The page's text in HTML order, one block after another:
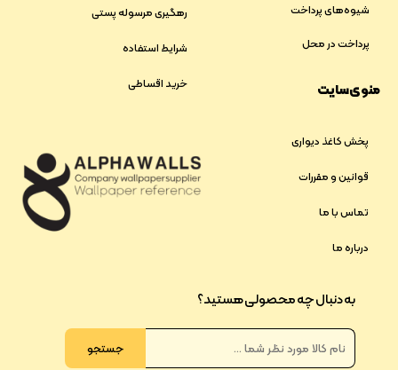
شیوه‌های پرداخت
پرداخت در محل
رهگیری مرسوله پستی
شرایط استفاده
خرید اقساطی
منوی سایت
پخش کاغذ دیواری
قوانین و مقررات
تماس با ما
درباره ما
به دنبال چه محصولی هستید؟
جستجو